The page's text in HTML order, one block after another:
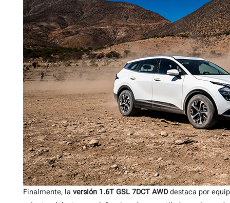
Finalmente, la versión 1.6T GSL 7DCT AWDdestaca por